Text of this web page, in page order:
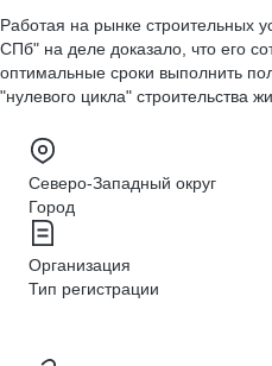
Работая на рынке строительных
СПб" на деле доказало, что его
оптимальные сроки выполнить
"нулевого цикла" строительства
Северо-Западный округ
Город
Организация
Тип регистрации